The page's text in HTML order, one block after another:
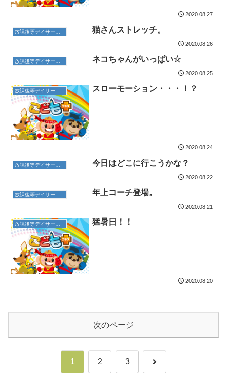
2020.08.27
猫さんストレッチ。
2020.08.26
ネコちゃんがいっぱい☆
2020.08.25
スローモーション・・・！？
2020.08.24
放課後等デイサービス 今日はどこに行こうかな？
2020.08.22
放課後等デイサービス 年上コーチ登場。
2020.08.21
放課後等デイサービス 猛暑日！！
2020.08.20
次のページ
1 2 3 次